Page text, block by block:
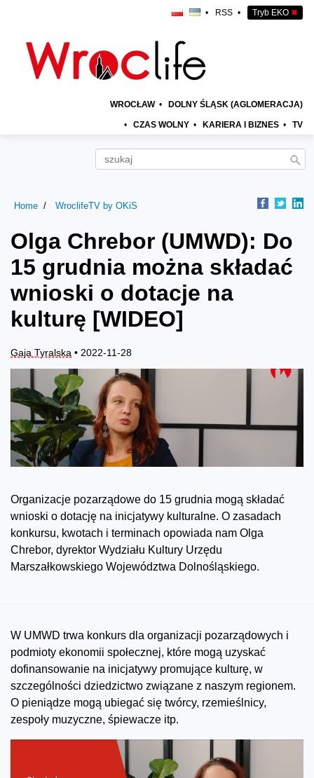
• RSS • Tryb EKO ✖
WROCŁAW • DOLNY ŚLĄSK (AGLOMERACJA)
• CZAS WOLNY • KARIERA I BIZNES • TV
Home WroclifeTV by OKiS
Olga Chrebor (UMWD): Do
15 grudnia można składać
wnioski o dotacje na
kulturę [WIDEO]
Gaja Tyralska • 2022-11-28
Organizacje pozarządowe do 15 grudnia mogą składać
wnioski o dotację na inicjatywy kulturalne. O zasadach
konkursu, kwotach i terminach opowiada nam Olga
Chrebor, dyrektor Wydziału Kultury Urzędu
Marszałkowskiego Województwa Dolnośląskiego.
W UMWD trwa konkurs dla organizacji pozarządowych i
podmioty ekonomii społecznej, które mogą uzyskać
dofinansowanie na inicjatywy promujące kulturę, w
szczególności dziedzictwo związane z naszym regionem.
O pieniądze mogą ubiegać się twórcy, rzemieślnicy,
zespoły muzyczne, śpiewacze itp.